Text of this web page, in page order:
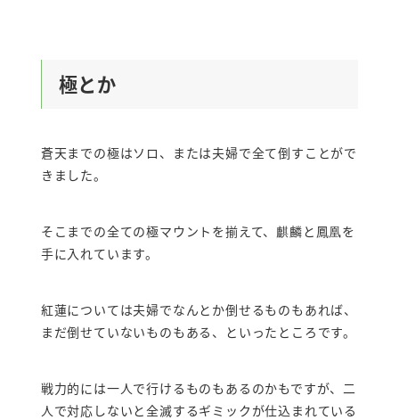
極とか
蒼天までの極はソロ、または夫婦で全て倒すことがで
きました。
そこまでの全ての極マウントを揃えて、麒麟と鳳凰を
手に入れています。
紅蓮については夫婦でなんとか倒せるものもあれば、
まだ倒せていないものもある、といったところです。
戦力的には一人で行けるものもあるのかもですが、二
人で対応しないと全滅するギミックが仕込まれている